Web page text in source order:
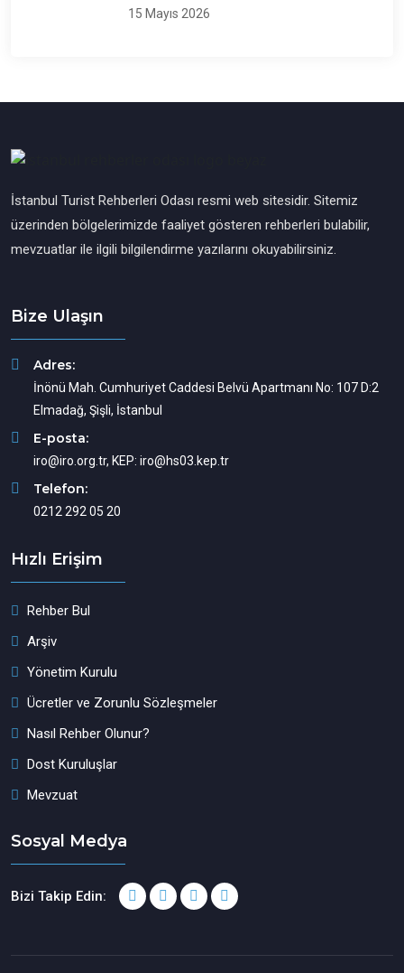
15 Mayıs 2026
İstanbul Turist Rehberleri Odası resmi web sitesidir. Sitemiz
üzerinden bölgelerimizde faaliyet gösteren rehberleri bulabilir,
mevzuatlar ile ilgili bilgilendirme yazılarını okuyabilirsiniz.
Bize Ulaşın
Adres:
İnönü Mah. Cumhuriyet Caddesi Belvü Apartmanı No: 107 D:2
Elmadağ, Şişli, İstanbul
E-posta:
iro@iro.org.tr, KEP: iro@hs03.kep.tr
Telefon:
0212 292 05 20
Hızlı Erişim
Rehber Bul
Arşiv
Yönetim Kurulu
Ücretler ve Zorunlu Sözleşmeler
Nasıl Rehber Olunur?
Dost Kuruluşlar
Mevzuat
Sosyal Medya
Bizi Takip Edin: